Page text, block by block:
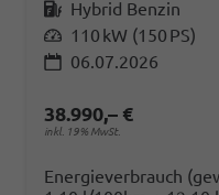
KraftstoffHybrid Benzin
Leistung 110 kW (150 PS)
06.07.2026
38.990,– €
inkl. 19% MwSt.
Energieverbrauch